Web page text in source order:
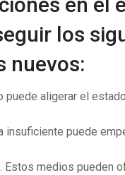
los
nuevos:
puede aligerar el
insuficiente puede
medios pueden